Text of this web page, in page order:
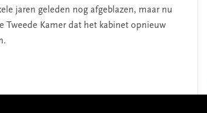
jaren geleden nog afgeblazen, maar nu
Tweede Kamer dat het kabinet opnieuw